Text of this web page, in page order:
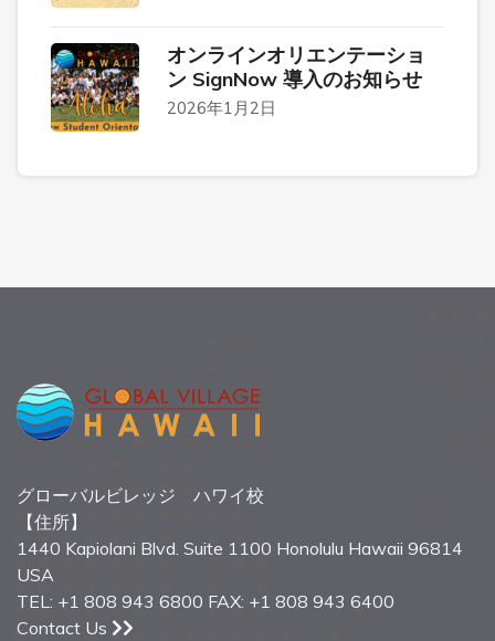
オンラインオリエンテーショ
ン SignNow 導入のお知らせ
2026年1月2日
グローバルビレッジ ハワイ校
【住所】
1440 Kapiolani Blvd. Suite 1100 Honolulu Hawaii 96814
USA
TEL: +1 808 943 6800 FAX: +1 808 943 6400
Contact Us